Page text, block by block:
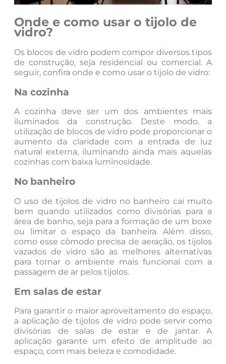
Onde e como usar o tijolo de
vidro?
Os blocos de vidro podem compor diversos tipos
de construção, seja residencial ou comercial. A
seguir, confira onde e como usar o tijolo de vidro:
Na cozinha
A cozinha deve ser um dos ambientes mais
iluminados da construção. Deste modo, a
utilização de blocos de vidro pode proporcionar o
aumento da claridade com a entrada de luz
natural externa, iluminando ainda mais aquelas
cozinhas com baixa luminosidade.
No banheiro
O uso de tijolos de vidro no banheiro cai muito
bem quando utilizados como divisórias para a
área de banho, seja para a formação de um boxe
ou limitar o espaço da banheira. Além disso,
como esse cômodo precisa de aeração, os tijolos
vazados de vidro são as melhores alternativas
para tornar o ambiente mais funcional com a
passagem de ar pelos tijolos.
Em salas de estar
Para garantir o maior aproveitamento do espaço,
a aplicação de tijolos de vidro pode servir como
divisórias de salas de estar e de jantar. A
aplicação garante um efeito de amplitude ao
espaço, com mais beleza e comodidade.